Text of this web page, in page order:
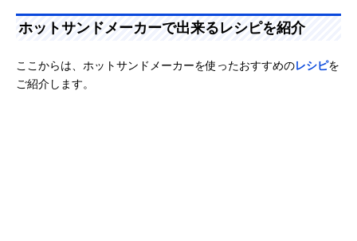
ホットサンドメーカーで出来るレシピを紹介
ここからは、ホットサンドメーカーを使ったおすすめのレシピを
ご紹介します。